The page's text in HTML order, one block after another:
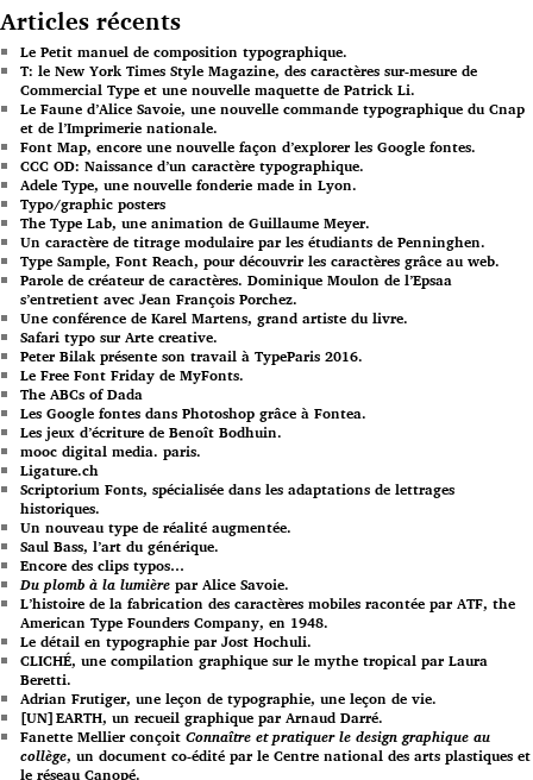
Articles récents
Le Petit manuel de composition typographique.
T: le New York Times Style Magazine, des caractères sur-mesure de
Commercial Type et une nouvelle maquette de Patrick Li.
Le Faune d’Alice Savoie, une nouvelle commande typographique du Cnap
et de l’Imprimerie nationale.
Font Map, encore une nouvelle façon d’explorer les Google fontes.
CCC OD: Naissance d’un caractère typographique.
Adele Type, une nouvelle fonderie made in Lyon.
Typo/graphic posters
The Type Lab, une animation de Guillaume Meyer.
Un caractère de titrage modulaire par les étudiants de Penninghen.
Type Sample, Font Reach, pour découvrir les caractères grâce au web.
Parole de créateur de caractères. Dominique Moulon de l’Epsaa
s’entretient avec Jean François Porchez.
Une conférence de Karel Martens, grand artiste du livre.
Safari typo sur Arte creative.
Peter Bilak présente son travail à TypeParis 2016.
Le Free Font Friday de MyFonts.
The ABCs of Dada
Les Google fontes dans Photoshop grâce à Fontea.
Les jeux d’écriture de Benoît Bodhuin.
mooc digital media. paris.
Ligature.ch
Scriptorium Fonts, spécialisée dans les adaptations de lettrages
historiques.
Un nouveau type de réalité augmentée.
Saul Bass, l’art du générique.
Encore des clips typos…
Du plomb à la lumière par Alice Savoie.
L’histoire de la fabrication des caractères mobiles racontée par ATF, the
American Type Founders Company, en 1948.
Le détail en typographie par Jost Hochuli.
CLICHÉ, une compilation graphique sur le mythe tropical par Laura
Beretti.
Adrian Frutiger, une leçon de typographie, une leçon de vie.
[UN]EARTH, un recueil graphique par Arnaud Darré.
Fanette Mellier conçoit Connaître et pratiquer le design graphique au
collège, un document co-édité par le Centre national des arts plastiques et
le réseau Canopé.